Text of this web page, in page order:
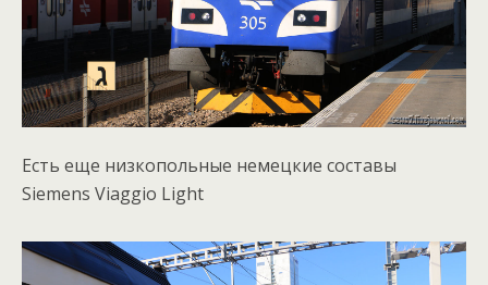
Есть еще низкопольные немецкие составы
Siemens Viaggio Light